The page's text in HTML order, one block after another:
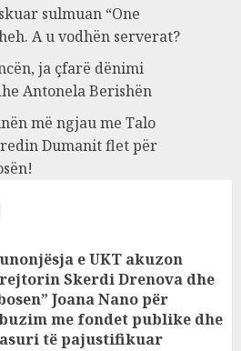
sulmuan “One
A u vodhën serverat?
ja çfarë dënimi
Antonela Berishën
më ngjau me Talo
Dumanit flet për
e UKT akuzon
Skerdi Drenova dhe
Joana Nano për
me fondet publike dhe
të pajustifikuar